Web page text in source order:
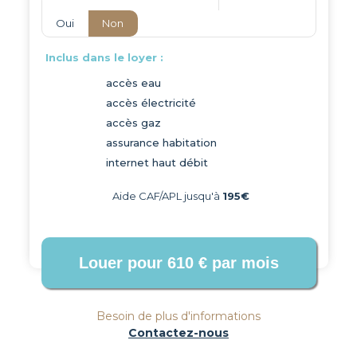
Oui Non
Inclus dans le loyer :
accès eau
accès électricité
accès gaz
assurance habitation
internet haut débit
Aide CAF/APL jusqu'à 195€
Besoin de plus d'informations
Contactez-nous